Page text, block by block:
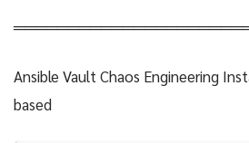
Ansible Vault Chaos Engineering
based